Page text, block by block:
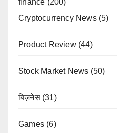
finance (200)
Cryptocurrency News(5)
Product Review(44)
Stock Market News (50)
बिज़नेस(31)
Games (6)